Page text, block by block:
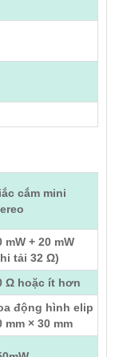
cắm mini
mW + 20 mW
tải 32 Ω)
Ω hoặc ít hơn
động hình elip
mm × 30 mm